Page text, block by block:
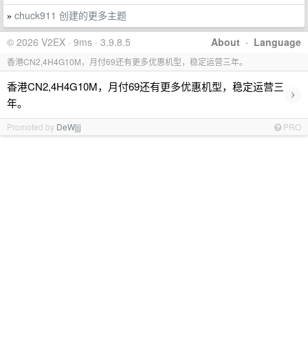
» chuck911 创建的更多主题
About · Language
© 2026 V2EX · 9ms · 3.9.8.5
香港CN2,4H4G10M，月付69还有更多优惠机型，稳定运营三年。
香港CN2,4H4G10M，月付69还有更多优惠机型，稳定运营三
年。
›
Promoted by DeWjjj PRO